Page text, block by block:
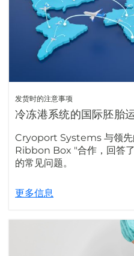
发货时的注意事项
冷冻港系统的国际胚胎
Cryoport Systems 与领先
Ribbon Box "合作，回答
的常见问题。
更多信息